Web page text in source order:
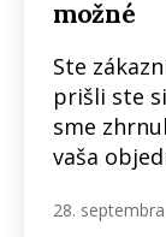
možné
Ste
prišli ste
sme
vaša
28.